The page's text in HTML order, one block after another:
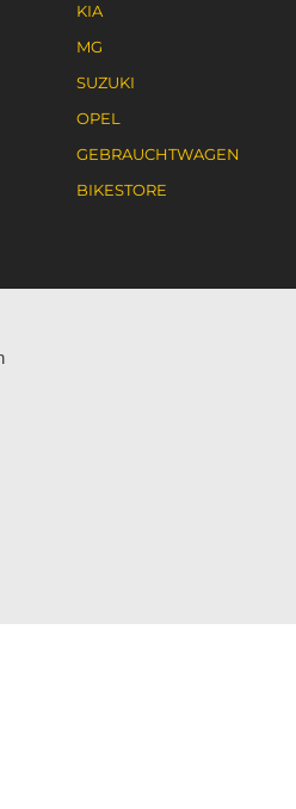
KIA
MG
SUZUKI
OPEL
GEBRAUCHTWAGEN
BIKESTORE